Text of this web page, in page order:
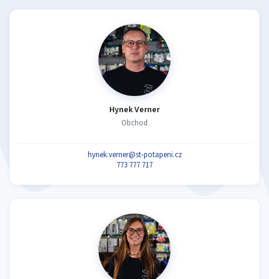
Hynek Verner
Obchod
hynek.verner@st-potapeni.cz
773 777 717